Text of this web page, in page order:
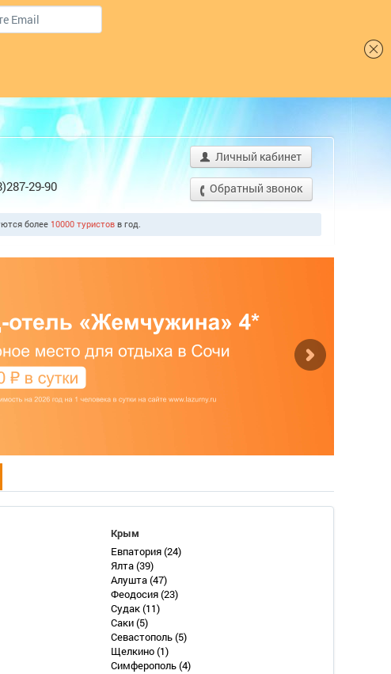
29-90
Личный кабинет
Обратный звонок
более 10000 туристов в год.
Крым
Евпатория(24)
Ялта(39)
Алушта(47)
Феодосия(23)
Судак(11)
Саки(5)
Севастополь(5)
Щелкино(1)
Симферополь(4)